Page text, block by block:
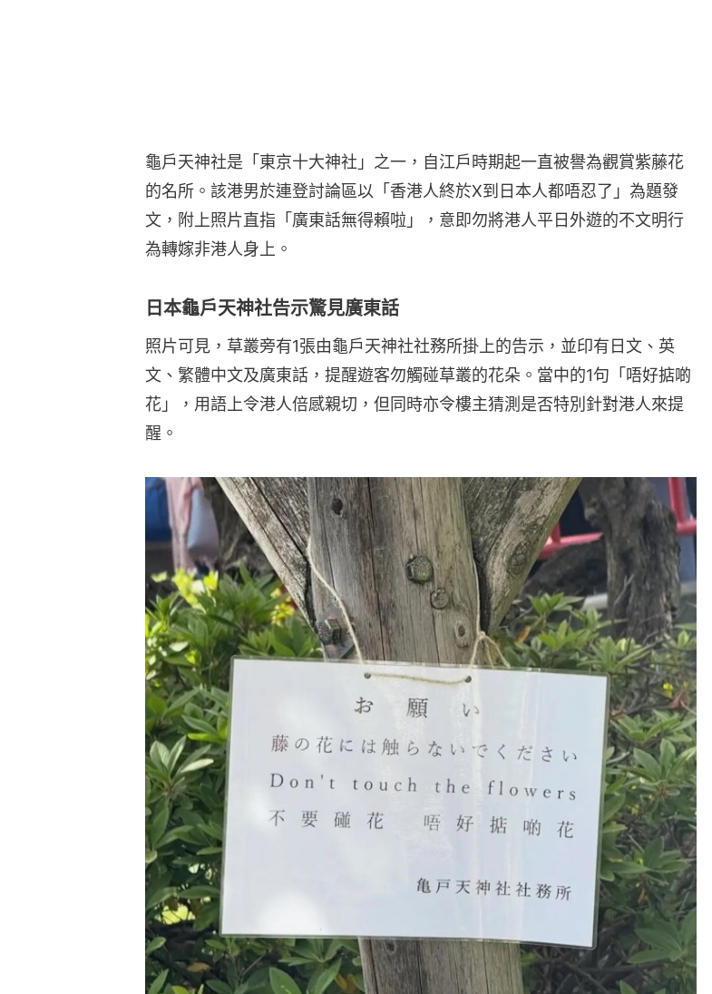
龜戶天神社是「東京十大神社」之一，自江戶時期起一直被譽為觀賞紫藤花
的名所。該港男於連登討論區以「香港人終於X到日本人都唔忍了」為題發
文，附上照片直指「廣東話無得賴啦」，意即勿將港人平日外遊的不文明行
為轉嫁非港人身上。
日本龜戶天神社告示驚見廣東話
照片可見，草叢旁有1張由龜戶天神社社務所掛上的告示，並印有日文、英
文、繁體中文及廣東話，提醒遊客勿觸碰草叢的花朵。當中的1句「唔好掂啲
花」，用語上令港人倍感親切，但同時亦令樓主猜測是否特別針對港人來提
醒。